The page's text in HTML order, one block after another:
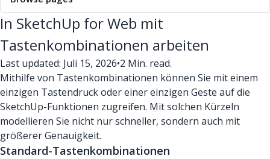
In SketchUp for Web mit
Tastenkombinationen arbeiten
Last updated: Juli 15, 2026•2 Min. read.
Mithilfe von Tastenkombinationen können Sie mit einem
einzigen Tastendruck oder einer einzigen Geste auf die
SketchUp-Funktionen zugreifen. Mit solchen Kürzeln
modellieren Sie nicht nur schneller, sondern auch mit
größerer Genauigkeit.
Standard-Tastenkombinationen